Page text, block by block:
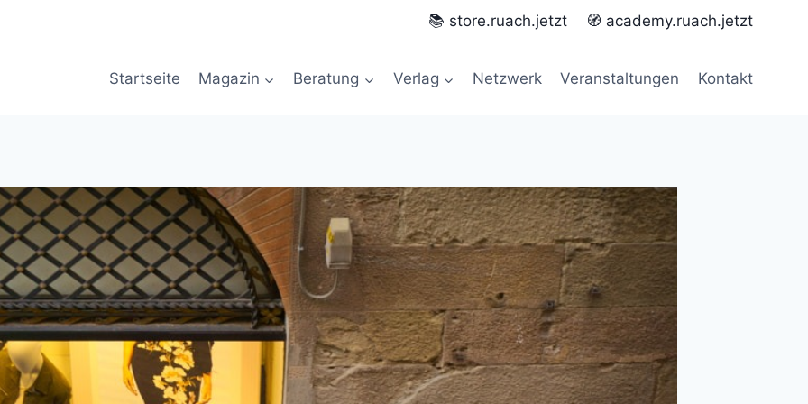
📚 store.ruach.jetzt 🧭 academy.ruach.jetzt
Startseite Magazin Beratung Verlag Netzwerk Veranstaltungen Kontakt